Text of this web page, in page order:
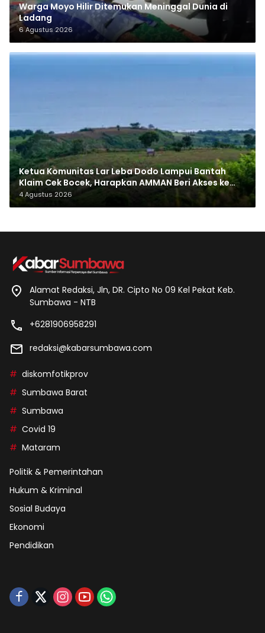
Warga Moyo Hilir Ditemukan Meninggal Dunia di
Ladang
6 Agustus 2026
Ketua Komunitas Lar Leba Dodo Lampui Bantah
Klaim Cek Bocek, Harapkan AMMAN Beri Akses ke
Makam Leluhur
4 Agustus 2026
Alamat Redaksi, Jln, DR. Cipto No 09 Kel Pekat Keb.
Sumbawa - NTB
+6281906958291
redaksi@kabarsumbawa.com
diskomfotikprov
Sumbawa Barat
Sumbawa
Covid 19
Mataram
Politik & Pemerintahan
Hukum & Kriminal
Sosial Budaya
Ekonomi
Pendidikan